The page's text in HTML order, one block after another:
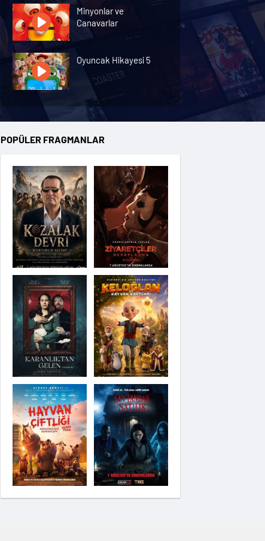
Minyonlar ve
Canavarlar
Oyuncak Hikayesi 5
Özgür Kedi Scotty
Hannas 3
Saplantı
Modi: Deliliğin
Kanadında Üç Gün
Pinokyo: Kanlı Masal
İzci Takımı: Şelalenin
Peşinde
POPÜLER FRAGMANLAR